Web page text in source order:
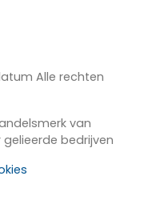
Alle rechten
van
bedrijven